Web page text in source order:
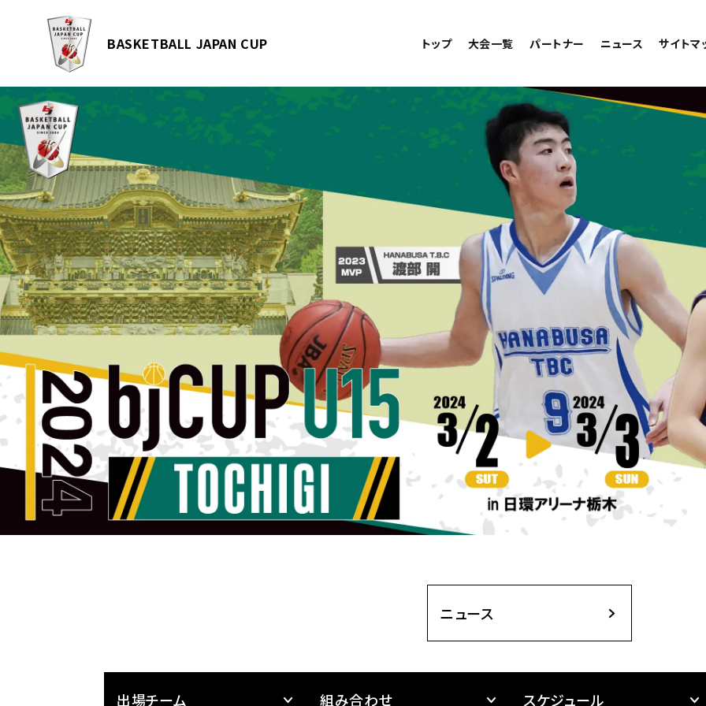
BASKETBALL JAPAN CUP トップ 大会一覧 パートナー ニュース サイトマ
ニュース
出場チーム 組み合わせ スケジュール